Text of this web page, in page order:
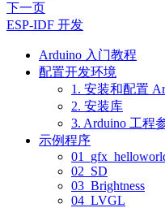
下一页
ESP-IDF 开发
Arduino 入门教程
配置开发环境
1. 安装和配置
2. 安装库
3. Arduino 工程
示例程序
02_SD
03_Brightness
04_LVGL